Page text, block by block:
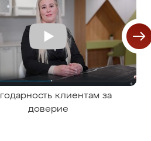
клиентам за
доверие